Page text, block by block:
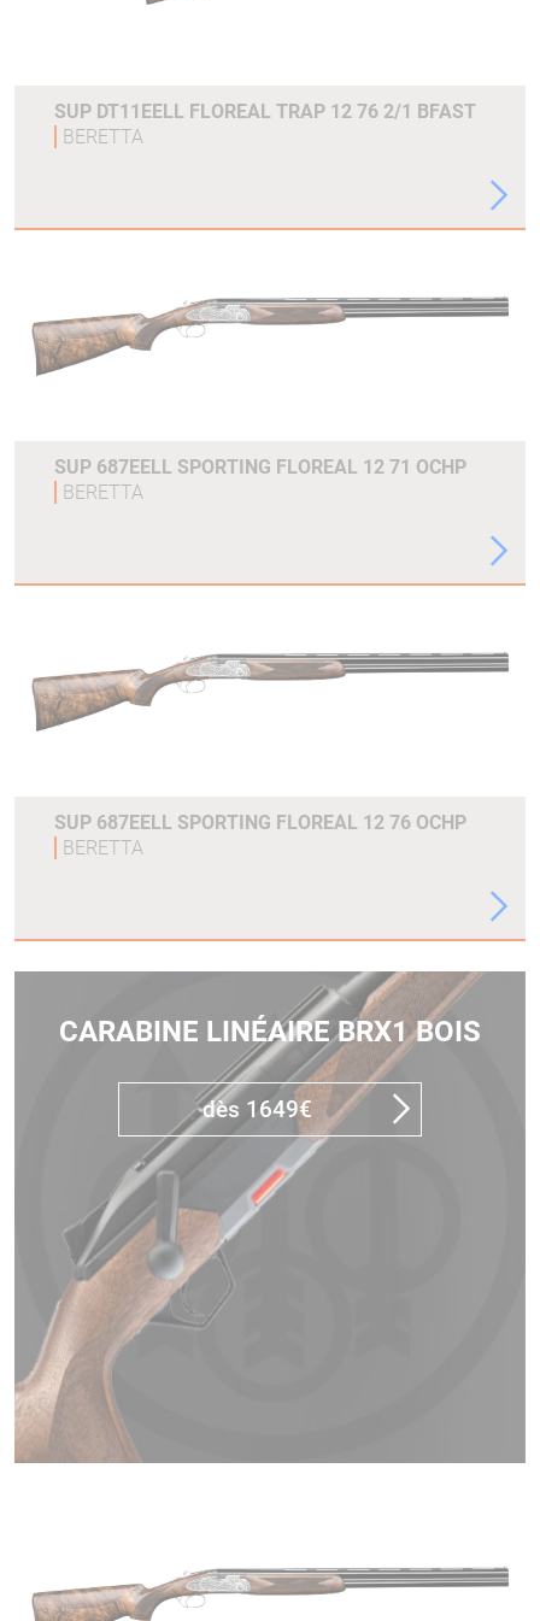
SUP DT11EELL FLOREAL TRAP 12 76 2/1 BFAST
BERETTA
SUP 687EELL SPORTING FLOREAL 12 71 OCHP
BERETTA
SUP 687EELL SPORTING FLOREAL 12 76 OCHP
BERETTA
CARABINE LINÉAIRE BRX1 BOIS
dès 1649€